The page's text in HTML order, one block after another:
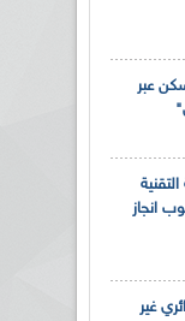
سكن عبر
انجاز
غير